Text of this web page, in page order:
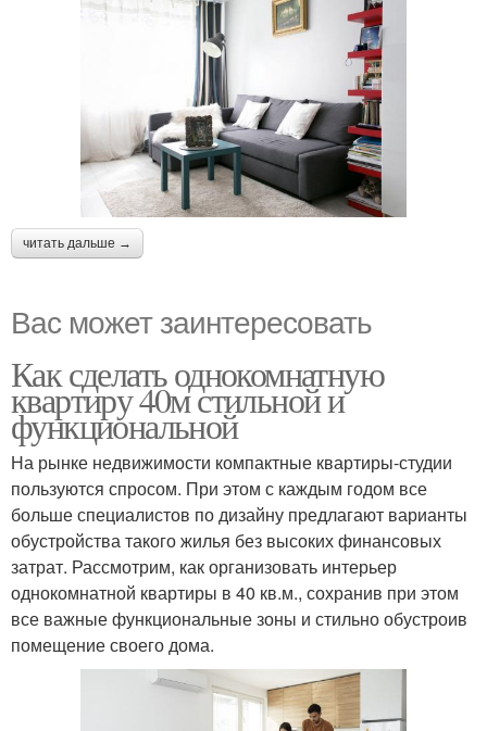
читать дальше →
Вас может заинтересовать
Как сделать однокомнатную
квартиру 40м стильной и
функциональной
На рынке недвижимости компактные квартиры-студии
пользуются спросом. При этом с каждым годом все
больше специалистов по дизайну предлагают варианты
обустройства такого жилья без высоких финансовых
затрат. Рассмотрим, как организовать интерьер
однокомнатной квартиры в 40 кв.м., сохранив при этом
все важные функциональные зоны и стильно обустроив
помещение своего дома.